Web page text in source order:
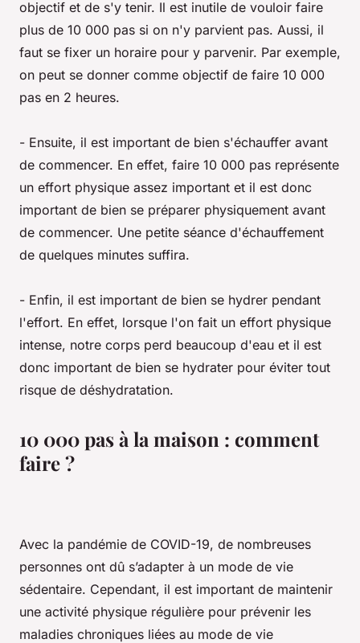
objectif et de s'y tenir. Il est inutile de vouloir faire
plus de 10 000 pas si on n'y parvient pas. Aussi, il
faut se fixer un horaire pour y parvenir. Par exemple,
on peut se donner comme objectif de faire 10 000
pas en 2 heures.
- Ensuite, il est important de bien s'échauffer avant
de commencer. En effet, faire 10 000 pas représente
un effort physique assez important et il est donc
important de bien se préparer physiquement avant
de commencer. Une petite séance d'échauffement
de quelques minutes suffira.
- Enfin, il est important de bien se hydrer pendant
l'effort. En effet, lorsque l'on fait un effort physique
intense, notre corps perd beaucoup d'eau et il est
donc important de bien se hydrater pour éviter tout
risque de déshydratation.
10 000 pas à la maison : comment
faire ?
Avec la pandémie de COVID-19, de nombreuses
personnes ont dû s’adapter à un mode de vie
sédentaire. Cependant, il est important de maintenir
une activité physique régulière pour prévenir les
maladies chroniques liées au mode de vie